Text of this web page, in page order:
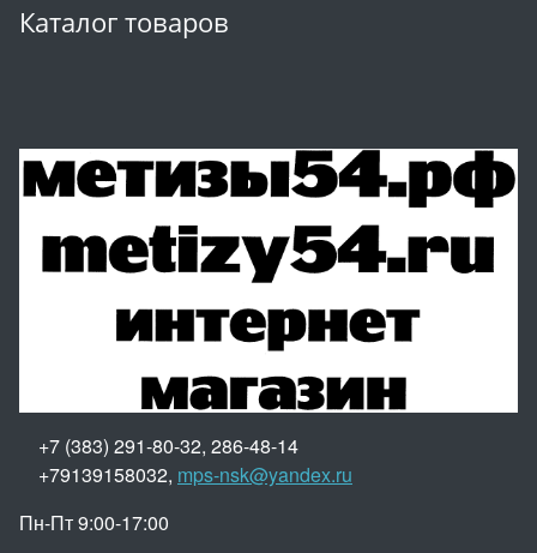
Каталог товаров
+7 (383) 291-80-32, 286-48-14
+79139158032, mps-nsk@yandex.ru
Пн-Пт 9:00-17:00